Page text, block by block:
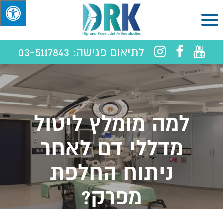
לתיאום פגישה: 03-5117843
למה מומלץ ליטול
מדללי דם לאחר
ניתוח החלפת
מפרק?